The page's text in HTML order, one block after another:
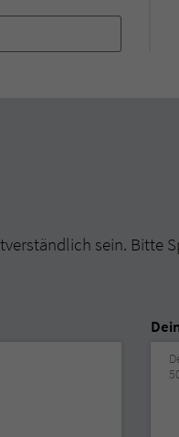
sein. Bitte